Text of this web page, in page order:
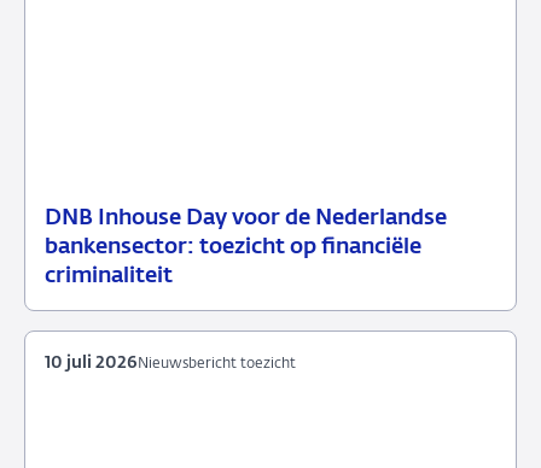
DNB Inhouse Day voor de Nederlandse
bankensector: toezicht op financiële
criminaliteit
16
juli
Nieuwsbericht
toezicht
Nieuwsbericht toezicht
10 juli 2026